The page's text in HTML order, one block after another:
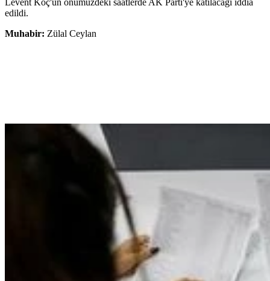
Levent Koç'un önümüzdeki saatlerde AK Parti'ye katılacağı iddia
edildi.
Muhabir: Zülal Ceylan